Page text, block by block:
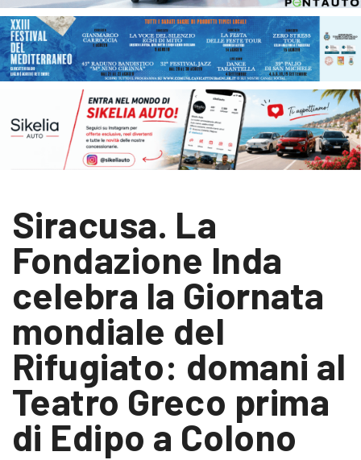
Siracusa. La
Fondazione Inda
celebra la Giornata
mondiale del
Rifugiato: domani al
Teatro Greco prima
di Edipo a Colono